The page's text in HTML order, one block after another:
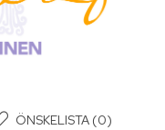
ÖNSKELISTA (0)